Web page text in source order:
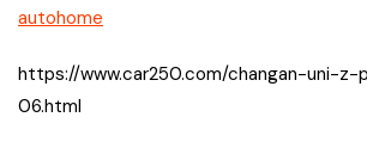
autohome
https://www.car250.com/changan-uni-
06.html